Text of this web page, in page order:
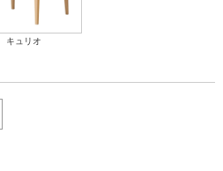
キュリオ